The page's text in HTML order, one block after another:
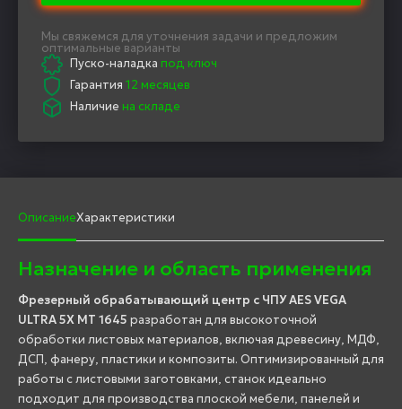
Мы свяжемся для уточнения задачи и предложим
оптимальные варианты
Пуско-наладка под ключ
Гарантия 12 месяцев
Наличие на складе
ОписаниеХарактеристики
Назначение и область применения
Фрезерный обрабатывающий центр с ЧПУ AES VEGA
ULTRA 5X MT 1645 разработан для высокоточной
обработки листовых материалов, включая древесину, МДФ,
ДСП, фанеру, пластики и композиты. Оптимизированный для
работы с листовыми заготовками, станок идеально
подходит для производства плоской мебели, панелей и